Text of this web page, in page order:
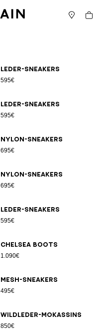
Leder-Sneakers
595€
Leder-Sneakers
595€
Nylon-Sneakers
695€
Nylon-Sneakers
695€
Leder-Sneakers
595€
Chelsea Boots
1.090€
Mesh-Sneakers
495€
Wildleder-Mokassins
850€